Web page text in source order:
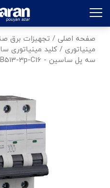
صفحه اصلی / تجهیزات برق
مینیاتوری / کلید مینیاتوری
سه پل ساسین - MCB-VB513-3p-C16